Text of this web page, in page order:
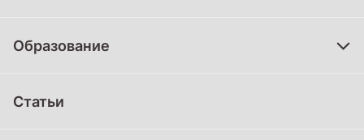
Образование
Статьи